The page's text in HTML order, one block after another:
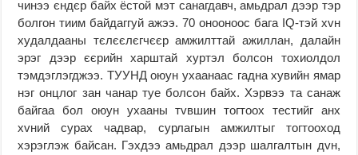
чинээ єндєр байх ёстой мэт санагдавч, амьдрал дээр тэр
болгон тиим байдаггуй ажээ. 70 онооноос бага IQ-тэй хvн
худалдааны тєлєєлєгчєєр амжилттай ажиллан, далайн
эрэг дээр єєрийн харштай хуртэл болсон тохиолдол
тэмдэглэгджээ. ТУУНД оюун ухаанаас гадна хувийн ямар
нэг онцлог зан чанар туе болсон байх. Хэрвээ та санаж
байгаа бол оюун ухааны тvвшин тогтоох тестийг анх
хvний сурах чадвар, сурлагын амжилтыг тогтооход
хэрэглэж байсан. Гэхдээ амьдрал дээр шалгалтын дvн,